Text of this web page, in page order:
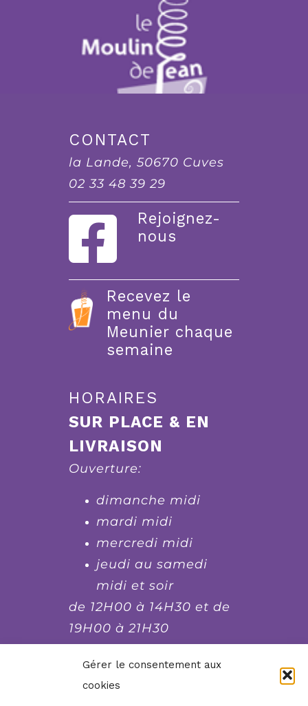
Gérer le consentement aux
cookies
CONTACT
la Lande, 50670 Cuves
02 33 48 39 29
Rejoignez-
nous
Recevez le
menu du
Meunier chaque
semaine
HORAIRES
SUR PLACE & EN
LIVRAISON
Ouverture:
dimanche midi
mardi midi
mercredi midi
jeudi au samedi
midi et soir
de 12H00 à 14H30 et de
19H00 à 21H30
dimanche soir, mardi
soir et mercredi soir